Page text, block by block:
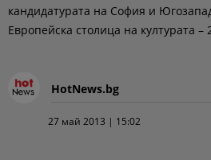
кандидатурата на София и
Европейска столица на културата –
HotNews.bg
27 май 2013 | 15:02